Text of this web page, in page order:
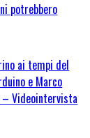
potrebbero
ai tempi del
e Marco
Videointervista